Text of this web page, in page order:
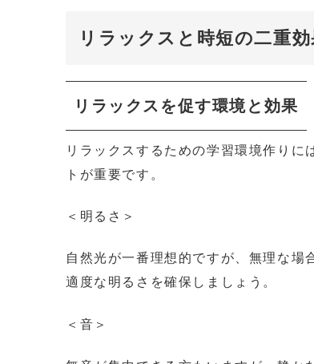
リラックスと時短の二重
リラックスを促す環境と効果
リラックスするための学習環境作りに
トが重要です。
＜明るさ＞
自然光が一番理想的ですが、無理な場
適度な明るさを確保しましょう。
＜音＞